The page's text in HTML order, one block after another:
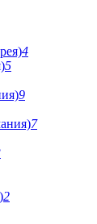
4
5
9
7
2